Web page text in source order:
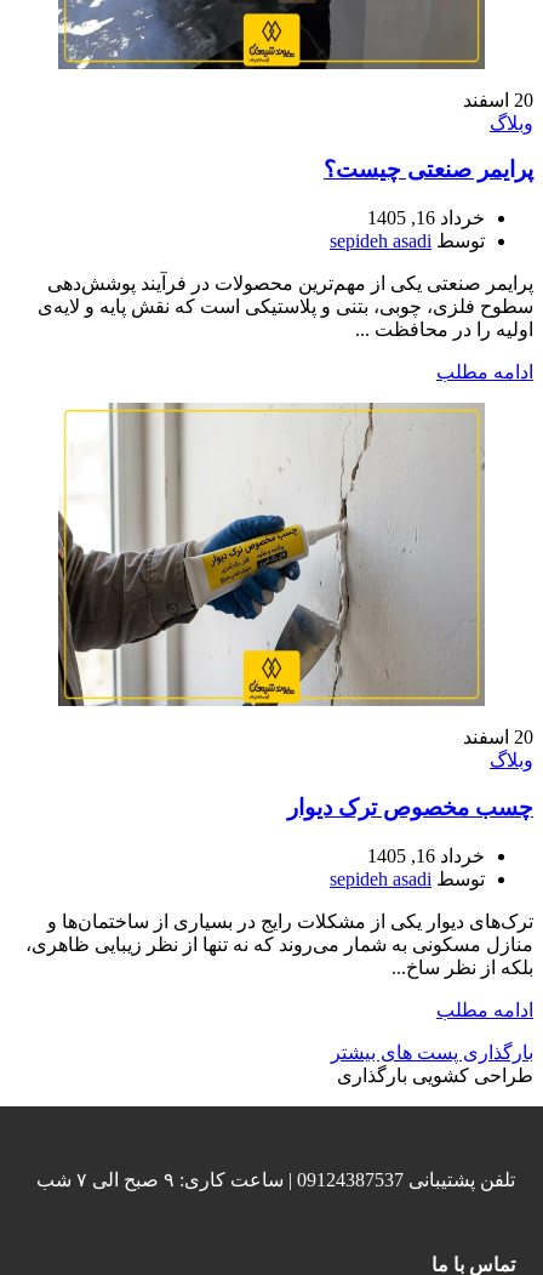
20 اسفند
وبلاگ
پرایمر صنعتی چیست؟
خرداد 16, 1405
توسط sepideh asadi
پرایمر صنعتی یکی از مهم‌ترین محصولات در فرآیند پوشش‌دهی
سطوح فلزی، چوبی، بتنی و پلاستیکی است که نقش پایه و لایه‌ی
اولیه را در محافظت ...
ادامه مطلب
20 اسفند
وبلاگ
چسب مخصوص ترک دیوار
خرداد 16, 1405
توسط sepideh asadi
ترک‌های دیوار یکی از مشکلات رایج در بسیاری از ساختمان‌ها و
منازل مسکونی به شمار می‌روند که نه تنها از نظر زیبایی ظاهری،
بلکه از نظر ساخ...
ادامه مطلب
بارگذاری پست های بیشتر
طراحی کشویی بارگذاری
تلفن پشتیبانی 09124387537 | ساعت کاری: ۹ صبح الی ۷ شب
تماس با ما